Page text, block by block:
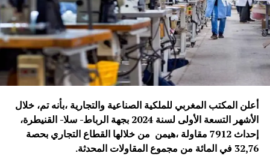
أعلن المكتب المغربي للملكية الصناعية والتجارية ،بأنه تم، خلال
الأشهر التسعة الأولى لسنة 2024 بجهة الرباط- سلا- القنيطرة،
إحداث 7912 مقاولة
،هيمن من خلالها القطاع التجاري بحصة
32,76 في المائة من مجموع المقاولات المحدثة.